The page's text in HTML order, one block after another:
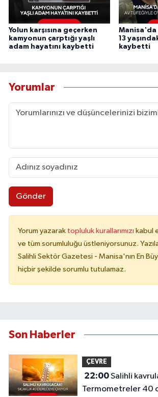
Yolun karşısına geçerken
kamyonun çarptığı yaşlı
adam hayatını kaybetti
Manisa'da
13
kaybetti
Yorumlar
Gönder
Yorum yazarak topluluk kurallarımızı kabul
ve tüm sorumluluğu üstleniyorsunuz.
Salihli Sektör Gazetesi - Manisa'nın En
hiçbir şekilde sorumlu tutulamaz.
Son Haberler
ÇEVRE
22:00Salihli kavrulacak:
Termometreler 40